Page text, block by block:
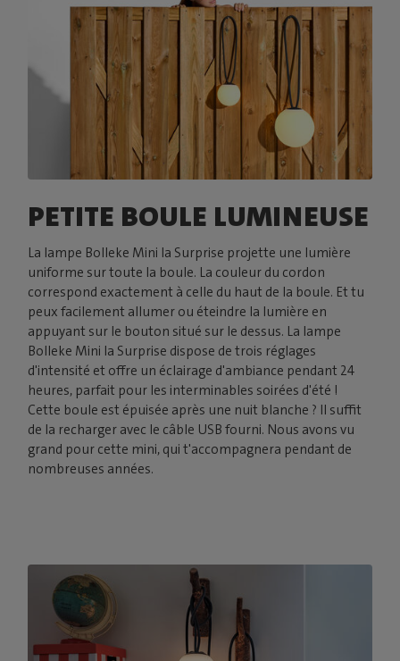
PETITE BOULE LUMINEUSE
La lampe Bolleke Mini la Surprise projette une lumière
uniforme sur toute la boule. La couleur du cordon
correspond exactement à celle du haut de la boule. Et tu
peux facilement allumer ou éteindre la lumière en
appuyant sur le bouton situé sur le dessus. La lampe
Bolleke Mini la Surprise dispose de trois réglages
d'intensité et offre un éclairage d'ambiance pendant 24
heures, parfait pour les interminables soirées d'été !
Cette boule est épuisée après une nuit blanche ? Il suffit
de la recharger avec le câble USB fourni. Nous avons vu
grand pour cette mini, qui t'accompagnera pendant de
nombreuses années.